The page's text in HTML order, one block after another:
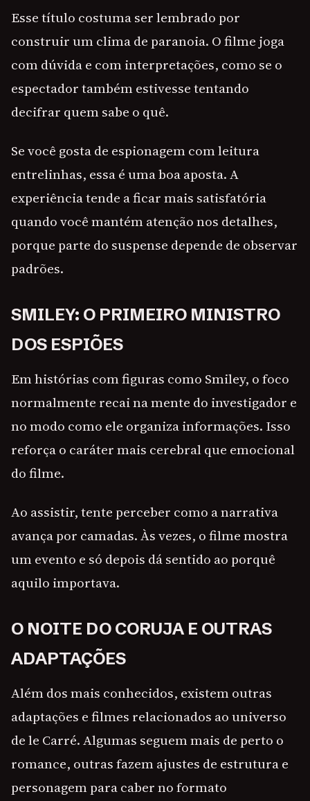
Esse título costuma ser lembrado por
construir um clima de paranoia. O filme joga
com dúvida e com interpretações, como se o
espectador também estivesse tentando
decifrar quem sabe o quê.
Se você gosta de espionagem com leitura
entrelinhas, essa é uma boa aposta. A
experiência tende a ficar mais satisfatória
quando você mantém atenção nos detalhes,
porque parte do suspense depende de observar
padrões.
SMILEY: O PRIMEIRO MINISTRO
DOS ESPIÕES
Em histórias com figuras como Smiley, o foco
normalmente recai na mente do investigador e
no modo como ele organiza informações. Isso
reforça o caráter mais cerebral que emocional
do filme.
Ao assistir, tente perceber como a narrativa
avança por camadas. Às vezes, o filme mostra
um evento e só depois dá sentido ao porquê
aquilo importava.
O NOITE DO CORUJA E OUTRAS
ADAPTAÇÕES
Além dos mais conhecidos, existem outras
adaptações e filmes relacionados ao universo
de le Carré. Algumas seguem mais de perto o
romance, outras fazem ajustes de estrutura e
personagem para caber no formato